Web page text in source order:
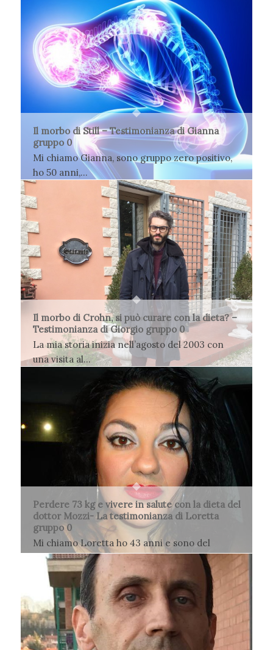
Il morbo di Still – Testimonianza di Gianna
gruppo 0
Mi chiamo Gianna, sono gruppo zero positivo,
ho 50 anni,…
Il morbo di Crohn, si può curare con la dieta? –
Testimonianza di Giorgio gruppo 0
La mia storia inizia nell’agosto del 2003 con
una visita al…
Perdere 73 kg e vivere in salute con la dieta del
dottor Mozzi- La testimonianza di Loretta
gruppo 0
Mi chiamo Loretta ho 43 anni e sono del
gruppo 0. Scrivo dopo…
13 Maggio 2017